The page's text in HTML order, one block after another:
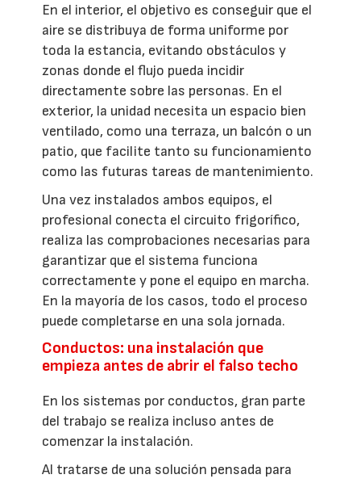
En el interior, el objetivo es conseguir que el
aire se distribuya de forma uniforme por
toda la estancia, evitando obstáculos y
zonas donde el flujo pueda incidir
directamente sobre las personas. En el
exterior, la unidad necesita un espacio bien
ventilado, como una terraza, un balcón o un
patio, que facilite tanto su funcionamiento
como las futuras tareas de mantenimiento.
Una vez instalados ambos equipos, el
profesional conecta el circuito frigorífico,
realiza las comprobaciones necesarias para
garantizar que el sistema funciona
correctamente y pone el equipo en marcha.
En la mayoría de los casos, todo el proceso
puede completarse en una sola jornada.
Conductos: una instalación que
empieza antes de abrir el falso techo
En los sistemas por conductos, gran parte
del trabajo se realiza incluso antes de
comenzar la instalación.
Al tratarse de una solución pensada para